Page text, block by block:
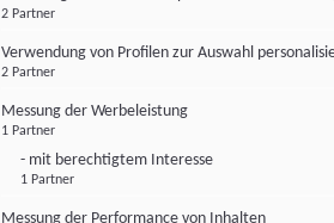
2 Partner
Verwendung von Profilen zur Auswahl
2 Partner
Messung der Werbeleistung
1 Partner
- mit berechtigtem Interesse
1 Partner
Messung der Performance von Inhalten